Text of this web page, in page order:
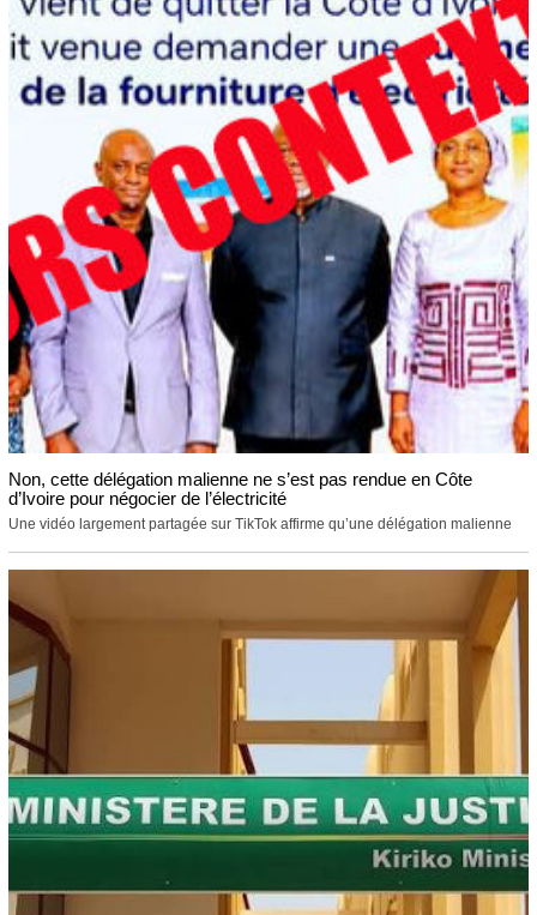
Non, cette délégation malienne ne s’est pas rendue en Côte
d’Ivoire pour négocier de l’électricité
Une vidéo largement partagée sur TikTok affirme qu’une délégation malienne